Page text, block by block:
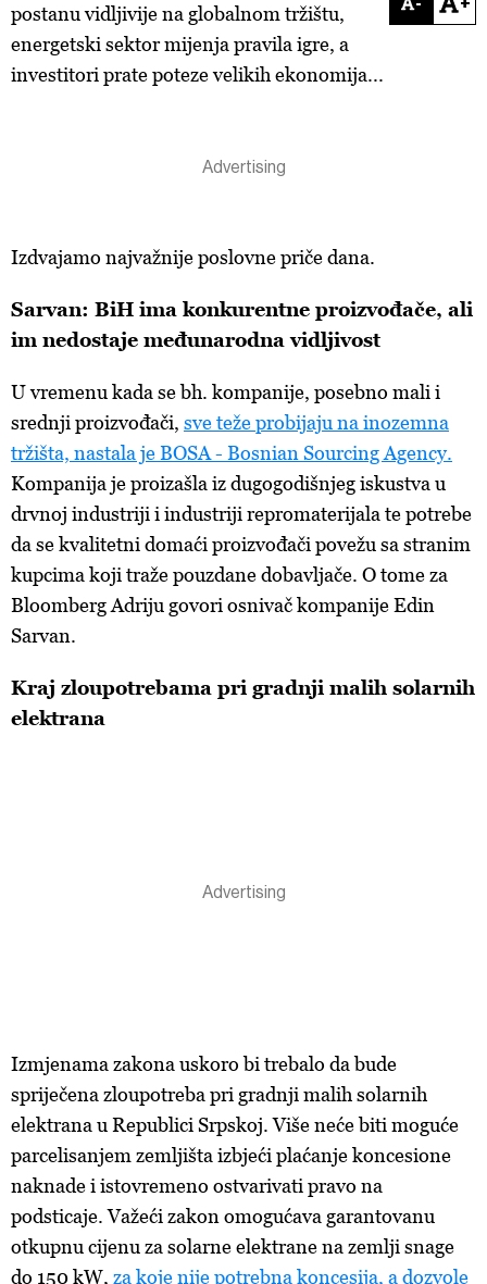
postanu vidljivije na globalnom tržištu,
energetski sektor mijenja pravila igre, a
investitori prate poteze velikih ekonomija...
Izdvajamo najvažnije poslovne priče dana.
Sarvan: BiH ima konkurentne proizvođače, ali
im nedostaje međunarodna vidljivost
U vremenu kada se bh. kompanije, posebno mali i
srednji proizvođači, sve teže probijaju na inozemna
tržišta, nastala je BOSA - Bosnian Sourcing Agency.
Kompanija je proizašla iz dugogodišnjeg iskustva u
drvnoj industriji i industriji repromaterijala te potrebe
da se kvalitetni domaći proizvođači povežu sa stranim
kupcima koji traže pouzdane dobavljače. O tome za
Bloomberg Adriju govori osnivač kompanije Edin
Sarvan.
Kraj zloupotrebama pri gradnji malih solarnih
elektrana
Izmjenama zakona uskoro bi trebalo da bude
spriječena zloupotreba pri gradnji malih solarnih
elektrana u Republici Srpskoj. Više neće biti moguće
parcelisanjem zemljišta izbjeći plaćanje koncesione
naknade i istovremeno ostvarivati pravo na
podsticaje. Važeći zakon omogućava garantovanu
otkupnu cijenu za solarne elektrane na zemlji snage
do 150 kW, za koje nije potrebna koncesija, a dozvole